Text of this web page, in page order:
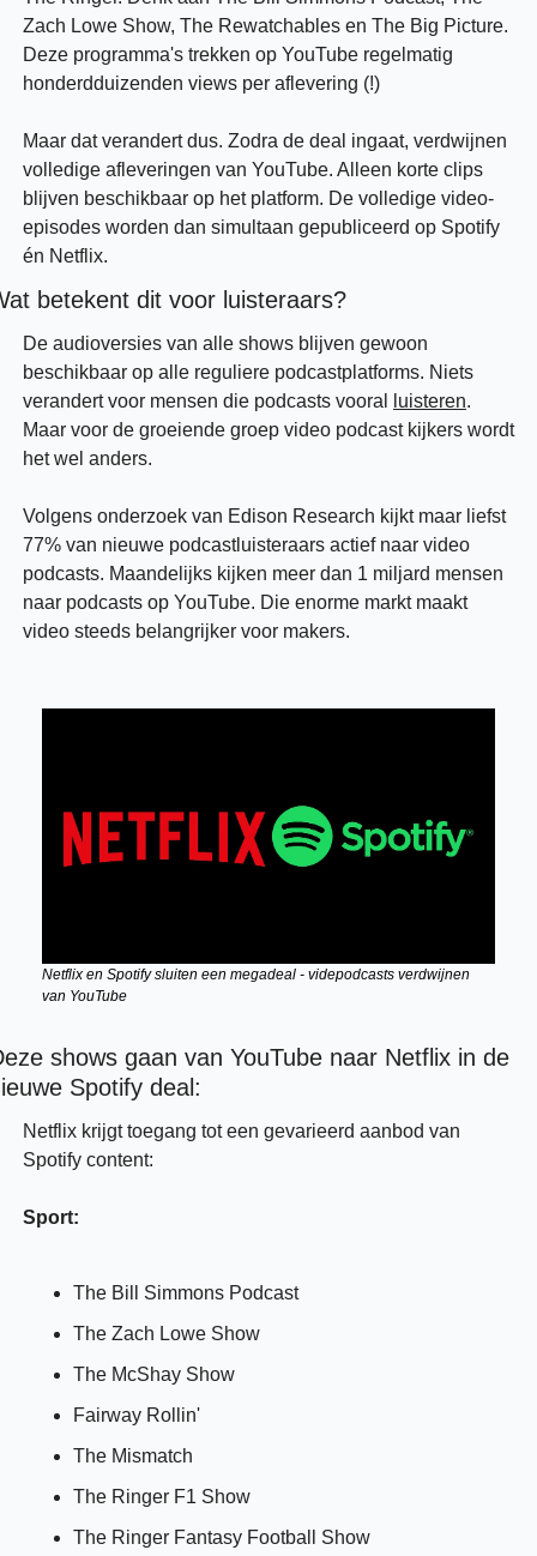
Zach Lowe Show, The Rewatchables en The Big Picture.
Deze programma's trekken op YouTube regelmatig
honderdduizenden views per aflevering (!)
Maar dat verandert dus. Zodra de deal ingaat, verdwijnen
volledige afleveringen van YouTube. Alleen korte clips
blijven beschikbaar op het platform. De volledige video-
episodes worden dan simultaan gepubliceerd op Spotify
én Netflix.
betekent dit voor luisteraars?
De audioversies van alle shows blijven gewoon
beschikbaar op alle reguliere podcastplatforms. Niets
verandert voor mensen die podcasts vooral
luisteren.
Maar voor de groeiende groep video podcast kijkers wordt
het wel anders.
Volgens onderzoek van Edison Research kijkt maar liefst
77% van nieuwe podcastluisteraars actief naar video
podcasts. Maandelijks kijken meer dan 1 miljard mensen
naar podcasts op YouTube. Die enorme markt maakt
video steeds belangrijker voor makers.
Netflix en Spotify sluiten een megadeal - videpodcasts verdwijnen
van YouTube
shows gaan van YouTube naar Netflix in de
Spotify deal:
Netflix krijgt toegang tot een gevarieerd aanbod van
Spotify content:
Sport:
The Bill Simmons Podcast
The Zach Lowe Show
The McShay Show
Fairway Rollin'
The Mismatch
The Ringer F1 Show
The Ringer Fantasy Football Show